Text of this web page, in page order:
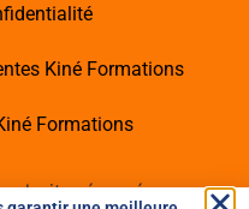
Kiné Formations
Formations
droits réservés -